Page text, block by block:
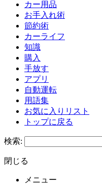
カー用品
お手入れ術
節約術
カーライフ
知識
購入
手放す
アプリ
自動運転
用語集
お気に入りリスト
トップに戻る
検索:
閉じる
メニュー